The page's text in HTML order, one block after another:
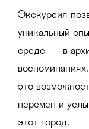
Экскурсия
уникальный
среде — в
это
перемен и
этот город.